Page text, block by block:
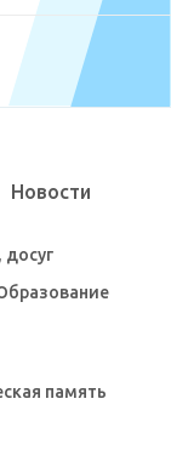
Новости
досуг
память